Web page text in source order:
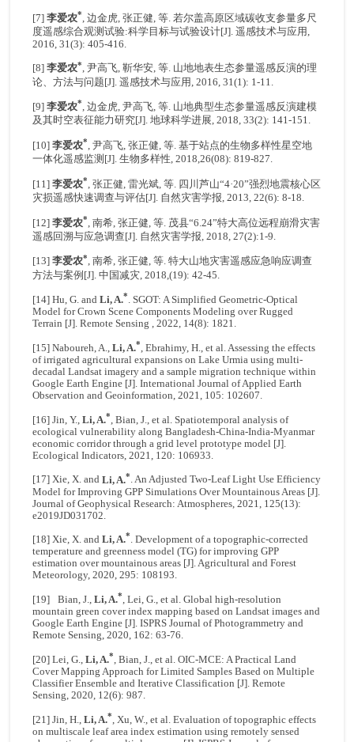
[7]李爱农*, 边金虎, 张正健, 等. 若尔盖高原区域碳收支参量多尺
度遥感综合观测试验:科学目标与试验设计[J]. 遥感技术与应用,
2016, 31(3): 405-416.
[8]李爱农*, 尹高飞, 靳华安, 等. 山地地表生态参量遥感反演的理
论、方法与问题[J]. 遥感技术与应用, 2016, 31(1): 1-11.
[9]李爱农*, 边金虎, 尹高飞, 等. 山地典型生态参量遥感反演建模
及其时空表征能力研究[J]. 地球科学进展, 2018, 33(2): 141-151.
[10]李爱农*, 尹高飞, 张正健, 等. 基于站点的生物多样性星空地
一体化遥感监测[J]. 生物多样性, 2018,26(08): 819-827.
[11]李爱农*, 张正健, 雷光斌, 等. 四川芦山“4·20”强烈地震核心区
灾损遥感快速调查与评估[J]. 自然灾害学报, 2013, 22(6): 8-18.
[12]李爱农*
, 南希, 张正健, 等. 茂县“6.24”特大高位远程崩滑灾害
遥感回溯与应急调查[J]. 自然灾害学报, 2018, 27(2):1-9.
[13]李爱农*, 南希, 张正健, 等. 特大山地灾害遥感应急响应调查
方法与案例[J]. 中国减灾, 2018,(19): 42-45.
[14] Hu, G. andLi, A.*. SGOT: A Simplified Geometric-Optical
Model for Crown Scene Components Modeling over Rugged
Terrain [J]. Remote Sensing , 2022, 14(8): 1821.
[15] Naboureh, A.,Li, A.*, Ebrahimy, H., et al. Assessing the effects
of irrigated agricultural expansions on Lake Urmia using multi-
decadal Landsat imagery and a sample migration technique within
Google Earth Engine [J]. International Journal of Applied Earth
Observation and Geoinformation, 2021, 105: 102607.
[16] Jin, Y.,Li, A.*, Bian, J., et al. Spatiotemporal analysis of
ecological vulnerability along Bangladesh-China-India-Myanmar
economic corridor through a grid level prototype model [J].
Ecological Indicators, 2021, 120: 106933.
[17] Xie, X. andLi, A.*. An Adjusted Two-Leaf Light Use Efficiency
Model for Improving GPP Simulations Over Mountainous Areas [J].
Journal of Geophysical Research: Atmospheres, 2021, 125(13):
e2019JD031702.
[18] Xie, X. andLi, A.*. Development of a topographic-corrected
temperature and greenness model (TG) for improving GPP
estimation over mountainous areas [J]. Agricultural and Forest
Meteorology, 2020, 295: 108193.
[19] Bian, J.,Li, A.*, Lei, G., et al. Global high-resolution
mountain green cover index mapping based on Landsat images and
Google Earth Engine [J]. ISPRS Journal of Photogrammetry and
Remote Sensing, 2020, 162: 63-76.
[20] Lei, G., Li, A.*, Bian, J., et al. OIC-MCE: A Practical Land
Cover Mapping Approach for Limited Samples Based on Multiple
Classifier Ensemble and Iterative Classification [J]. Remote
Sensing, 2020, 12(6): 987.
[21] Jin, H.,Li, A.*
, Xu, W., et al. Evaluation of topographic effects
on multiscale leaf area index estimation using remotely sensed